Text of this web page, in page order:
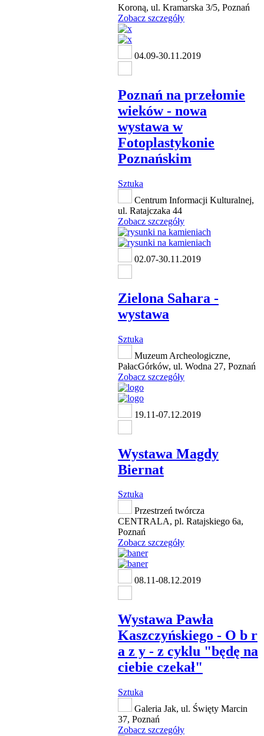
Koroną, ul. Kramarska 3/5, Poznań
Zobacz szczegóły
04.09-30.11.2019
Poznań na przełomie
wieków - nowa
wystawa w
Fotoplastykonie
Poznańskim
Sztuka
Centrum Informacji Kulturalnej,
ul. Ratajczaka 44
Zobacz szczegóły
02.07-30.11.2019
Zielona Sahara -
wystawa
Sztuka
Muzeum Archeologiczne,
PałacGórków, ul. Wodna 27, Poznań
Zobacz szczegóły
19.11-07.12.2019
Wystawa Magdy
Biernat
Sztuka
Przestrzeń twórcza
CENTRALA, pl. Ratajskiego 6a,
Poznań
Zobacz szczegóły
08.11-08.12.2019
Wystawa Pawła
Kaszczyńskiego - O b r
a z y - z cyklu "będę na
ciebie czekał"
Sztuka
Galeria Jak, ul. Święty Marcin
37, Poznań
Zobacz szczegóły